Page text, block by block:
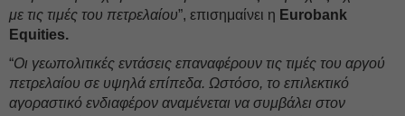
με τις τιμές του πετρελαίου”, επισημαίνει η Eurobank
Equities.
“Οι γεωπολιτικές εντάσεις επαναφέρουν τις τιμές του αργού
πετρελαίου σε υψηλά επίπεδα. Ωστόσο, το επιλεκτικό
αγοραστικό ενδιαφέρον αναμένεται να συμβάλει στον